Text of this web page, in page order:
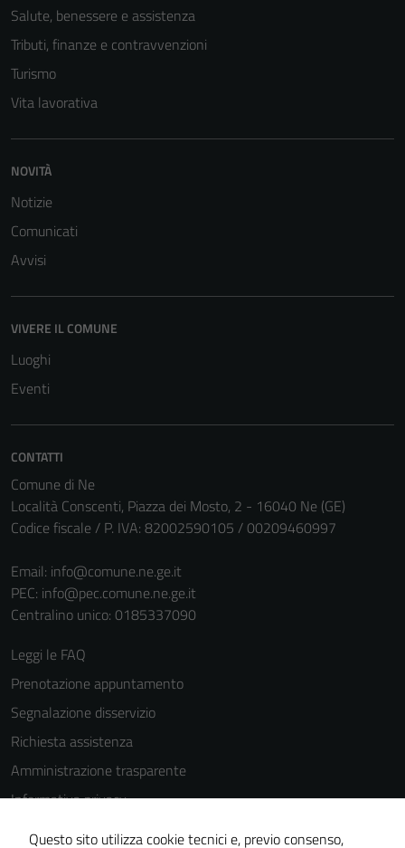
Salute, benessere e assistenza
Tributi, finanze e contravvenzioni
Turismo
Vita lavorativa
NOVITÀ
Notizie
Comunicati
Avvisi
VIVERE IL COMUNE
Luoghi
Eventi
CONTATTI
Comune di Ne
Località Conscenti, Piazza dei Mosto, 2 - 16040 Ne (GE)
Codice fiscale / P. IVA: 82002590105 / 00209460997
Email: info@comune.ne.ge.it
PEC: info@pec.comune.ne.ge.it
Centralino unico: 0185337090
Leggi le FAQ
Prenotazione appuntamento
Segnalazione disservizio
Richiesta assistenza
Amministrazione trasparente
Informativa privacy
Cookie Policy
Questo sito utilizza cookie tecnici e, previo consenso,